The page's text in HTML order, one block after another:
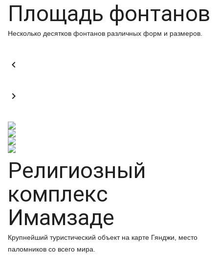
Площадь фонтанов
Несколько десятков фонтанов различных форм и размеров.


Религиозный
комплекс
Имамзаде
Крупнейший туристический объект на карте Гянджи, место
паломников со всего мира.